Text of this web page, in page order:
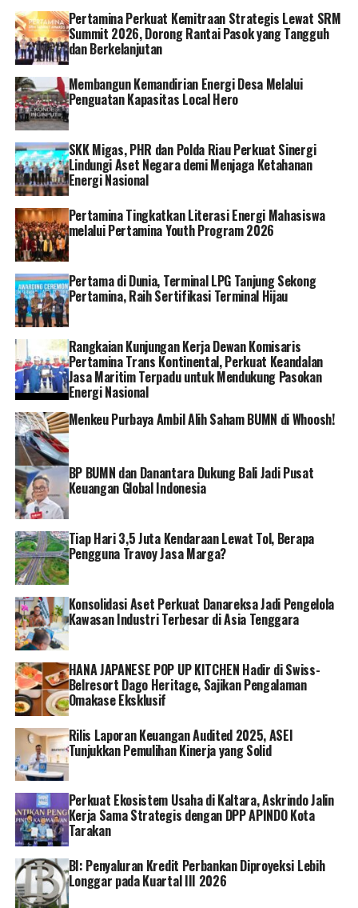
“Pelaporan ini harus dilakukan secara resmi ke PLN,
jangan digeser atau dipindahkan sendiri atau melalui
jasa instalatir karena meteran listrik adalah aset milik
PLN,” kata Gregorius.
Setelah laporan resmi dibuat, petugas PLN akan
langsung melakukan survei ke lokasi konsumen. Dari
hasil survei tersebut, PLN akan menyampaikan jawaban
atas permohonan pelanggan, lengkap dengan biaya
yang dikenakan terhadap pemindahan instalasi dan kWh
Meter.
Adapun biaya yang harus dikeluarkan bervariasi
tergantung pada jumlah penggantian jenis material
yang dibutuhkan sesuai hasil survei. Nantinya, seluruh
biaya yang timbul tidak diperkenankan dibayar secara
langsung kepada petugas, melainkan menggunakan
nomor registrasi resmi yang dapat dibayar melalui PLN
Mobile, Payment Point Online Bank (PPOB) atau
Marketplace lainnya.
“Semua semakin mudah dengan aplikasi PLN Mobile,
konsumen cukup melaporkan lewat Pengaduan dan
memilih permasalahan kWh Meter layanan Pasca Bayar
maupun Pra Bayar serta cukup memasukan deskripsi
terkait permintaan pemindahan kWh Meter di rumah,”
pungkas Gregorius. []
RELATED TOPICS: PLN MOBILE
Pertamina Perkuat Kemitraan Strategis Lewat SRM
Summit 2026, Dorong Rantai Pasok yang Tangguh
dan Berkelanjutan
Membangun Kemandirian Energi Desa Melalui
Penguatan Kapasitas Local Hero
SKK Migas, PHR dan Polda Riau Perkuat Sinergi
Lindungi Aset Negara demi Menjaga Ketahanan
Energi Nasional
Pertamina Tingkatkan Literasi Energi Mahasiswa
melalui Pertamina Youth Program 2026
Pertama di Dunia, Terminal LPG Tanjung Sekong
Pertamina, Raih Sertifikasi Terminal Hijau
Rangkaian Kunjungan Kerja Dewan Komisaris
Pertamina Trans Kontinental, Perkuat Keandalan
Jasa Maritim Terpadu untuk Mendukung Pasokan
Energi Nasional
Menkeu Purbaya Ambil Alih Saham BUMN di Whoosh!
BP BUMN dan Danantara Dukung Bali Jadi Pusat
Keuangan Global Indonesia
Tiap Hari 3,5 Juta Kendaraan Lewat Tol, Berapa
Pengguna Travoy Jasa Marga?
Konsolidasi Aset Perkuat Danareksa Jadi Pengelola
Kawasan Industri Terbesar di Asia Tenggara
HANA JAPANESE POP UP KITCHEN Hadir di Swiss-
Belresort Dago Heritage, Sajikan Pengalaman
Omakase Eksklusif
Rilis Laporan Keuangan Audited 2025, ASEI
Tunjukkan Pemulihan Kinerja yang Solid
Perkuat Ekosistem Usaha di Kaltara, Askrindo Jalin
Kerja Sama Strategis dengan DPP APINDO Kota
Tarakan
BI: Penyaluran Kredit Perbankan Diproyeksi Lebih
Longgar pada Kuartal III 2026